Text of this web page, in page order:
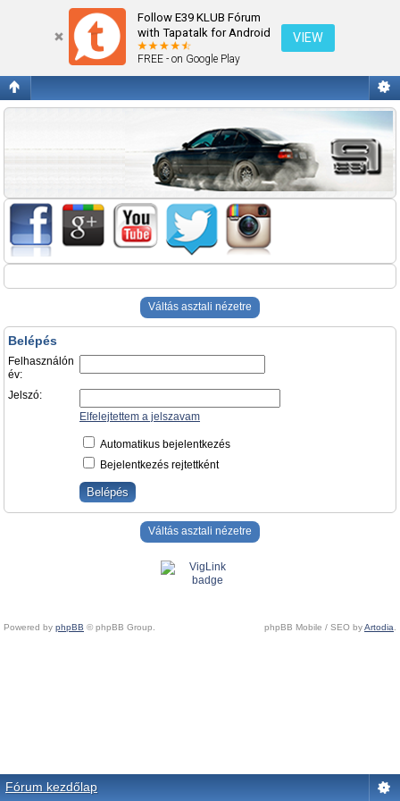
Follow E39 KLUB Fórum
with Tapatalk for Android
FREE - on Google Play
VIEW
Belépés
Váltás asztali nézetre
Belépés
Felhasználón
év:
Jelszó:
Elfelejtettem a jelszavam
Automatikus bejelentkezés
Bejelentkezés rejtettként
Váltás asztali nézetre
Powered by phpBB © phpBB Group. phpBB Mobile / SEO byArtodia.
Fórum kezdőlap